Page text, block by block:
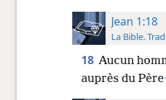
Jean 1:18
La Bible.
18 Aucun
auprès du Père